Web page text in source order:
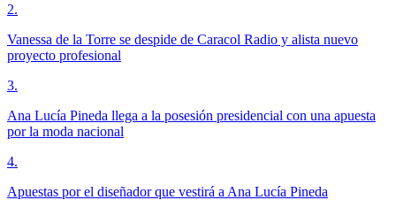
2.
Vanessa de la Torre se despide de Caracol Radio y alista nuevo
proyecto profesional
3.
Ana Lucía Pineda llega a la posesión presidencial con una apuesta
por la moda nacional
4.
Apuestas por el diseñador que vestirá a Ana Lucía Pineda